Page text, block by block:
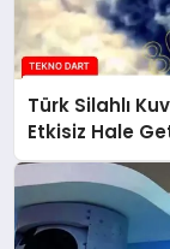
Türk Silahlı
Etkisiz Hale